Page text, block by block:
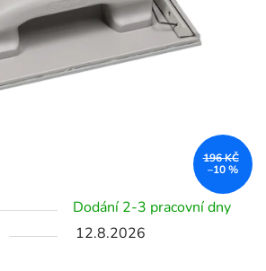
Dodání 2-3 pracovní dny
12.8.2026
196 KČ
–10 %